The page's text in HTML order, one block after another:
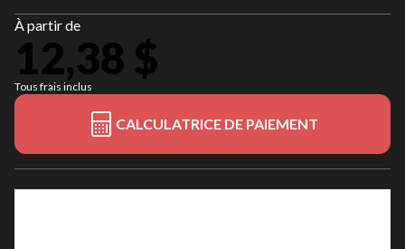
À partir de
12,38 $
Tous frais inclus
CALCULATRICE DE PAIEMENT